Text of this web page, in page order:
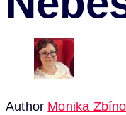
Author Monika